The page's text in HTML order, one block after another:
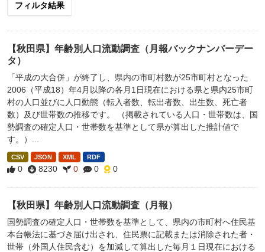
フィルタ結果
【秋田県】年齢別人口流動調査（月報バックナンバーデー
タ）
「平成の大合併」が終了し、県内の市町村数が25市町村となった
2006（平成18）年4月以降の各月1日現在における県と県内25市町
村の人口並びに人口動態（転入者数、転出者数、出生数、死亡者
数）及び世帯数の推移です。 （掲載されている人口・世帯数は、国
勢調査の確定人口・世帯数を基準として県が算出した推計値で
す。）...
CSV JSON XML RDF
0 8230 0 0 0
【秋田県】年齢別人口流動調査（月報）
国勢調査の確定人口・世帯数を基準として、県内の市町村へ住民基
本台帳法に基づき届け出され、住民票に記載または消除された者・
世帯（外国人住民含む）を加減して算出した毎月１日現在における